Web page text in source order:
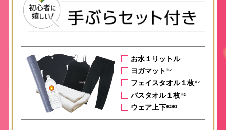
お水１リットル
ヨガマット ※2
フェイスタオル１枚※2
バスタオル１枚※2
ウェア上下※2※3